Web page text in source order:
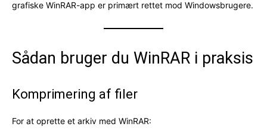
grafiske WinRAR-app er primært rettet mod Windowsbrugere.
Sådan bruger du WinRAR i praksis
Komprimering af filer
For at oprette et arkiv med WinRAR: